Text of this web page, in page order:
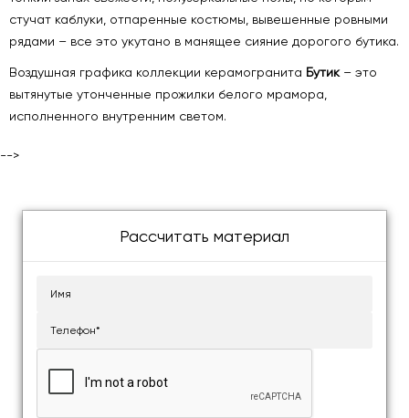
стучат каблуки, отпаренные костюмы, вывешенные ровными
рядами – все это укутано в манящее сияние дорогого бутика.
Воздушная графика коллекции керамогранита Бутик – это
вытянутые утонченные прожилки белого мрамора,
исполненного внутренним светом.
-->
Рассчитать материал